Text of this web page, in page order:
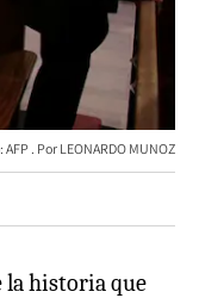
AFP LEONARDO MUNOZ
la historia que